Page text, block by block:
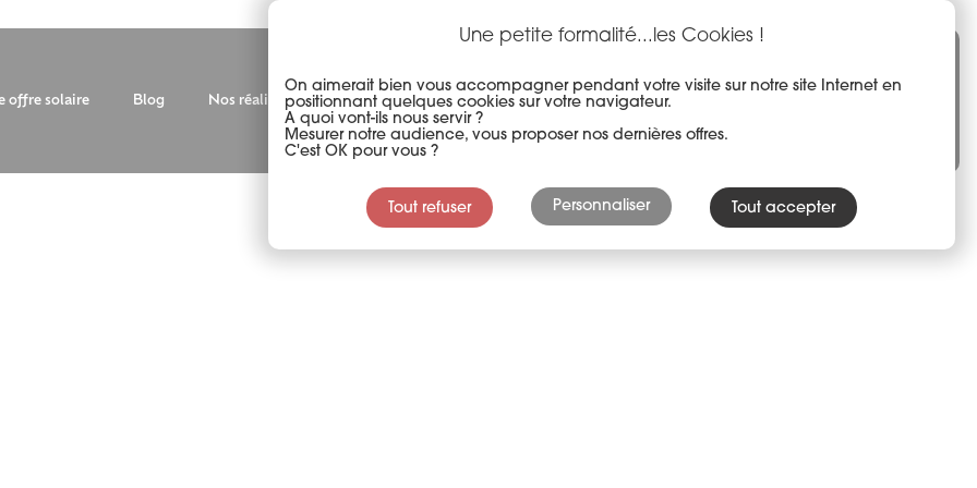
offre solaire Blog Nos réalisations Nos installateurs
Une petite formalité...les Cookies !
On aimerait bien vous accompagner pendant votre visite sur notre site Internet en
positionnant quelques cookies sur votre navigateur.
A quoi vont-ils nous servir ?
Mesurer notre audience, vous proposer nos dernières offres.
C'est OK pour vous ?
Tout accepter
Tout refuser Personnaliser